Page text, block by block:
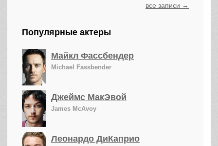
все записи →
Популярные актеры
Майкл Фассбендер
Michael Fassbender
Джеймс МакЭвой
James McAvoy
Леонардо ДиКаприо